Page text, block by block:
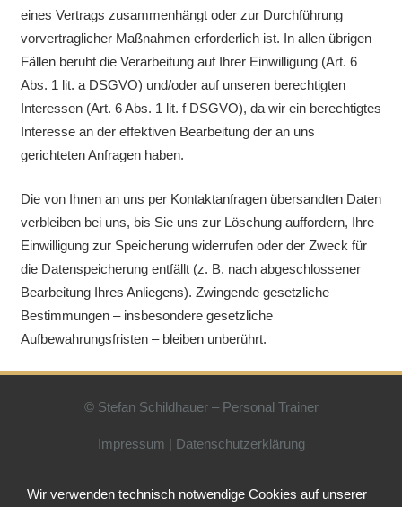
eines Vertrags zusammenhängt oder zur Durchführung
vorvertraglicher Maßnahmen erforderlich ist. In allen übrigen
Fällen beruht die Verarbeitung auf Ihrer Einwilligung (Art. 6
Abs. 1 lit. a DSGVO) und/oder auf unseren berechtigten
Interessen (Art. 6 Abs. 1 lit. f DSGVO), da wir ein berechtigtes
Interesse an der effektiven Bearbeitung der an uns
gerichteten Anfragen haben.
Die von Ihnen an uns per Kontaktanfragen übersandten Daten
verbleiben bei uns, bis Sie uns zur Löschung auffordern, Ihre
Einwilligung zur Speicherung widerrufen oder der Zweck für
die Datenspeicherung entfällt (z. B. nach abgeschlossener
Bearbeitung Ihres Anliegens). Zwingende gesetzliche
Bestimmungen – insbesondere gesetzliche
Aufbewahrungsfristen – bleiben unberührt.
© Stefan Schildhauer – Personal Trainer
Impressum | Datenschutzerklärung
Wir verwenden technisch notwendige Cookies auf unserer